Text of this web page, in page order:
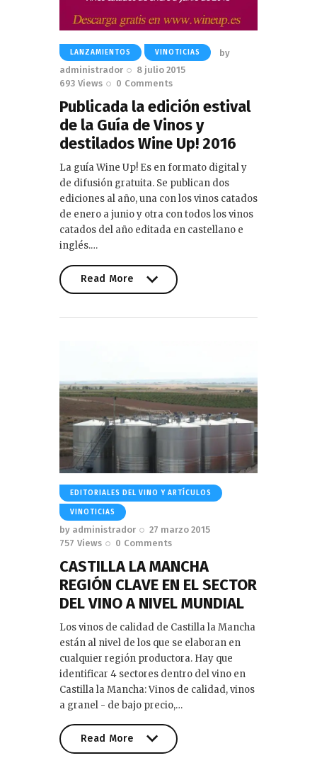
LANZAMIENTOS VINOTICIAS
by
administrador
8 julio 2015
693 Views 0 Comments
Publicada la edición estival
de la Guía de Vinos y
destilados Wine Up! 2016
La guía Wine Up! Es en formato digital y
de difusión gratuita. Se publican dos
ediciones al año, una con los vinos catados
de enero a junio y otra con todos los vinos
catados del año editada en castellano e
inglés.…
Read More
EDITORIALES DEL VINO Y ARTÍCULOS
VINOTICIAS
by administrador
27 marzo 2015
757 Views 0 Comments
CASTILLA LA MANCHA
REGIÓN CLAVE EN EL SECTOR
DEL VINO A NIVEL MUNDIAL
Los vinos de calidad de Castilla la Mancha
están al nivel de los que se elaboran en
cualquier región productora. Hay que
identificar 4 sectores dentro del vino en
Castilla la Mancha: Vinos de calidad, vinos
a granel - de bajo precio,…
Read More